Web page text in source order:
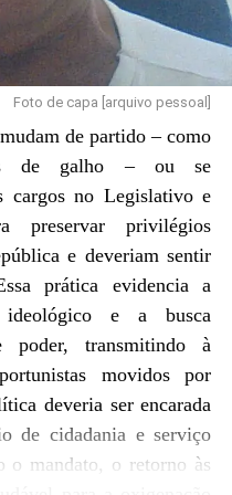
por mais de 221 milhões
sobre o reconhecimento
é uma construção
Trata-se, portanto, de
como uma
de aceitarmos essa
argumento filosófico de
Heráclito, é apenas uma
um ponto de vista.
não podem ignorar o
para muitos, homem
continua sendo mulher.
considerada.
Foto de capa [arquivo pessoal]
de partido – como
de galho – ou se
cargos no Legislativo e
preservar privilégios
e deveriam sentir
prática evidencia a
ideológico e a busca
poder, transmitindo à
movidos por
deveria ser encarada
de cidadania e serviço
o mandato, o retorno às